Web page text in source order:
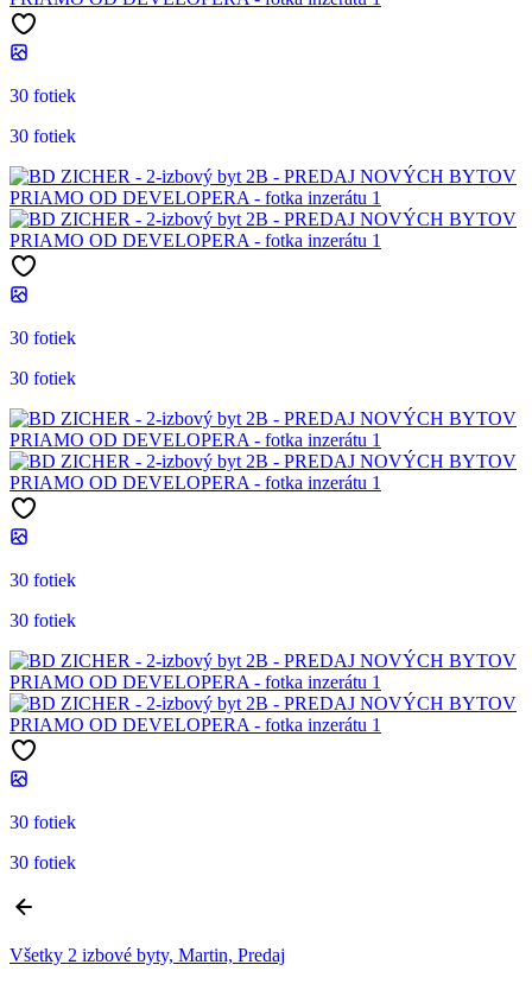
30 fotiek
30 fotiek
30 fotiek
30 fotiek
30 fotiek
30 fotiek
30 fotiek
30 fotiek
Všetky 2 izbové byty, Martin, Predaj